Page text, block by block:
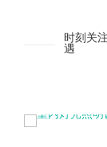
时刻关
遇